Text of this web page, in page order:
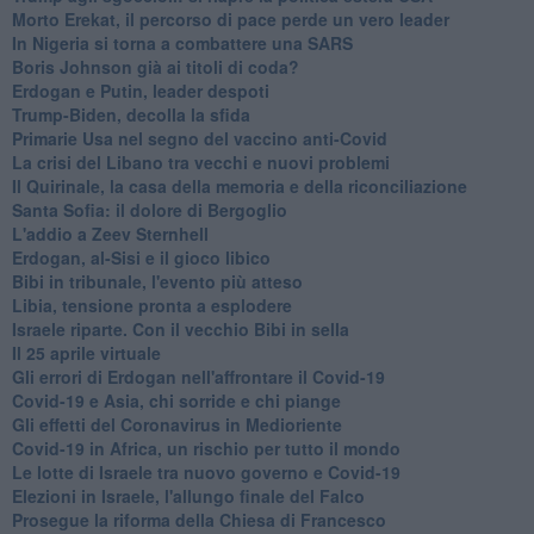
Morto Erekat, il percorso di pace perde un vero leader
In Nigeria si torna a combattere una SARS
Boris Johnson già ai titoli di coda?
Erdogan e Putin, leader despoti
Trump-Biden, decolla la sfida
Primarie Usa nel segno del vaccino anti-Covid
La crisi del Libano tra vecchi e nuovi problemi
Il Quirinale, la casa della memoria e della riconciliazione
Santa Sofia: il dolore di Bergoglio
L'addio a ​Zeev Sternhell
Erdogan, al-Sisi e il gioco libico
Bibi in tribunale, l'evento più atteso
Libia, tensione pronta a esplodere
Israele riparte. Con il vecchio Bibi in sella
Il 25 aprile virtuale
Gli errori di Erdogan nell'affrontare il Covid-19
Covid-19 e Asia, chi sorride e chi piange
Gli effetti del Coronavirus in Medioriente
Covid-19 in Africa, un rischio per tutto il mondo
Le lotte di Israele tra nuovo governo e Covid-19
Elezioni in Israele, l'allungo finale del Falco
Prosegue la riforma della Chiesa di Francesco